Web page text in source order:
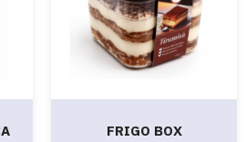
FRIGO BOX